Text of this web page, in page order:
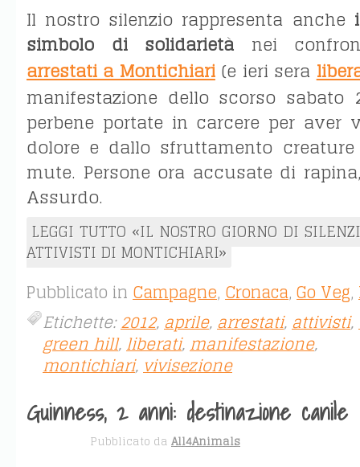
Il nostro silenzio rappresenta anche
simbolo di solidarietà nei
arrestati a Montichiari(e ieri sera
manifestazione dello scorso sabato
perbene portate in carcere per aver
dolore e dallo sfruttamento
mute. Persone ora accusate di
Assurdo.
LEGGI TUTTO «IL NOSTRO GIORNO DI
ATTIVISTI DI MONTICHIARI»
Pubblicato in Campagne, Cronaca, Go Veg,
Etichette:2012,aprile,arrestati,attivisti,
green hill,liberati,manifestazione,
montichiari,vivisezione
Guinness, 2 anni: destinazione canile
Pubblicato da All4Animals